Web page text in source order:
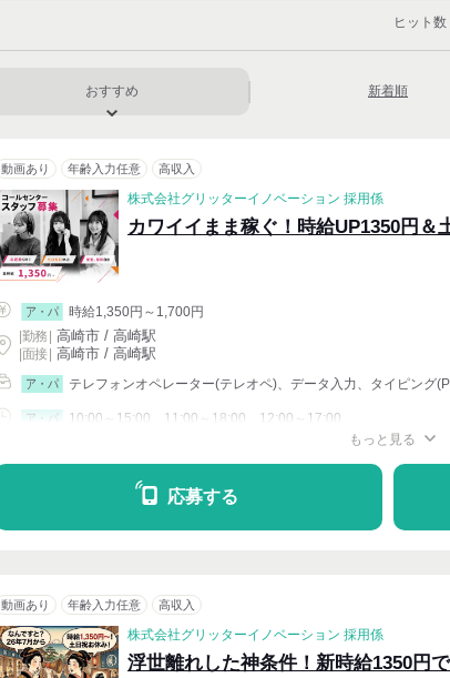
ヒット数
おすすめ 新着順
動画あり 年齢入力任意 高収入
株式会社グリッターイノベーション 採用係
カワイイまま稼ぐ！時給UP1350円＆
ア・パ
時給1,350円～1,700円
|勤務 高崎市 / 高崎駅
| 面接 | 高崎市 / 高崎駅
ア・パ テレフォンオペレーター(テレオペ)、データ入力、タイピング
ア・パ 10:00～15:00、11:00～18:00、12:00～17:00
もっと見る
応募する
動画あり 年齢入力任意 高収入
株式会社グリッターイノベーション 採用係
浮世離れした神条件！新時給1350円